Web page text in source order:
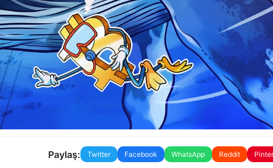
Paylaş: Twitter Facebook WhatsApp Reddit